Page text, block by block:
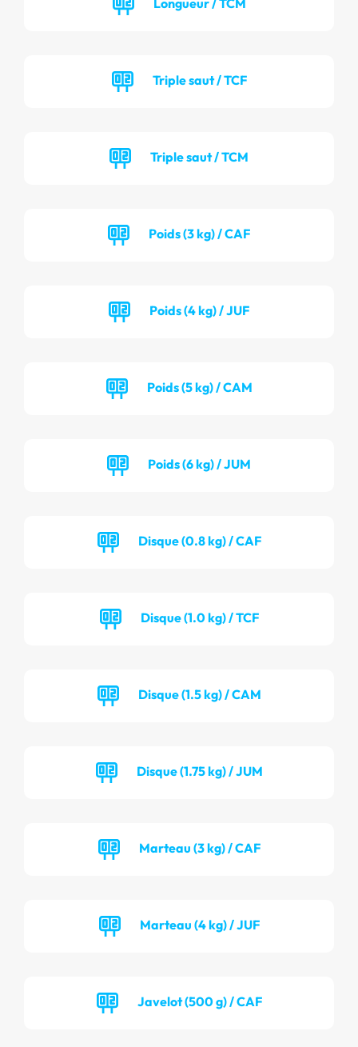
Triple saut / TCF
Triple saut / TCM
Poids (3 kg) / CAF
Poids (4 kg) / JUF
Poids (5 kg) / CAM
Poids (6 kg) / JUM
Disque (0.8 kg) / CAF
Disque (1.0 kg) / TCF
Disque (1.5 kg) / CAM
Disque (1.75 kg) / JUM
Marteau (3 kg) / CAF
Marteau (4 kg) / JUF
Javelot (500 g) / CAF